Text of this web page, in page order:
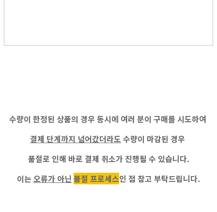
수량이 한정된 상품의 경우 동시에 여러 분이 구매를 시도하여
결제 단계까지 넘어갔더라도 수량이 마감된 경우
품절로 인해 바로 결제 취소가 진행될 수 있습니다.
이는 오류가 아닌 품절 프로세스인 점 참고 부탁드립니다.